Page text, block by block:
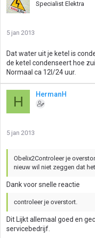
Specialist Elektra
5 jan 2013
Dat water uit je ketel is
de ketel condenseert hoe
Normaal ca 12l/24 uur.
H HermanH
5 jan 2013
Obelix2Controleer je
nieuw wil niet zeggen dat
Dank voor snelle reactie
controleer je overstort.
Dit Lijkt allemaal goed en
servicebedrijf.